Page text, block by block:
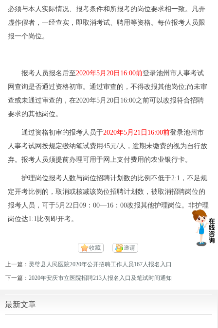
必须与本人实际情况、报考条件和所报考的岗位要求相一致。凡弄
虚作假者，一经查实，即取消考试、聘用等资格。每位报考人员限
报一个岗位。
报考人员报名后至2020年5月20日16:00前登录池州市人事考试
网查询是否通过资格初审。通过审查的，不得改报其他岗位;尚未审
查或未通过审查的，在2020年5月20日16:00之前可以改报符合招聘
要求的其他岗位。
通过资格初审的报考人员于2020年5月21日16:00前登录池州市
人事考试网按规定缴纳笔试费用45元/人，逾期未缴费的视为自行放
弃。报考人员须提前办理可用于网上支付费用的农业银行卡。
护理岗位报考人数与岗位招聘计划数的比例不低于2:1，不足规
定开考比例的，取消或核减该岗位招聘计划数，被取消招聘岗位的
报考人员，可于5月22日09：00—16：00改报其他护理岗位。非护理
岗位达1:1比例即开考。
收藏 邀请
上一篇： 灵璧县人民医院2020年公开招聘工作人员167人报名入口
下一篇：2020年安庆市立医院招聘213人报名入口及笔试时间通知
最新文章